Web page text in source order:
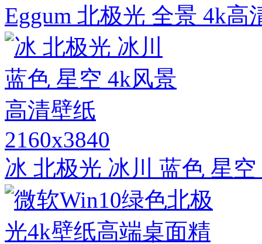
Eggum 北极光 全景 4k高
2160x3840
冰 北极光 冰川 蓝色 星